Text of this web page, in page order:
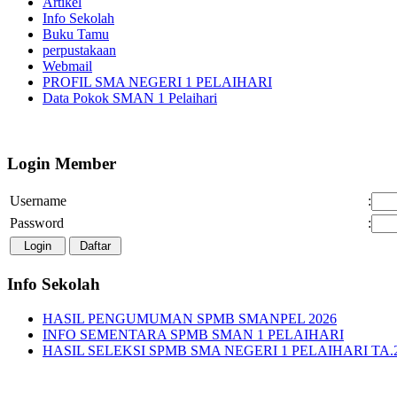
Info Sekolah
Buku Tamu
perpustakaan
Webmail
PROFIL SMA NEGERI 1 PELAIHARI
Data Pokok SMAN 1 Pelaihari
Login Member
Username
:
Password
:
Info Sekolah
HASIL PENGUMUMAN SPMB SMANPEL 2026
INFO SEMENTARA SPMB SMAN 1 PELAIHARI
HASIL SELEKSI SPMB SMA NEGERI 1 PELAIHARI